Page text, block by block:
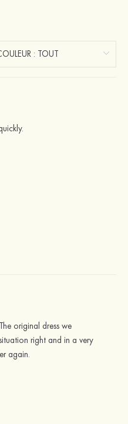
original dress we
right and in a very
again.